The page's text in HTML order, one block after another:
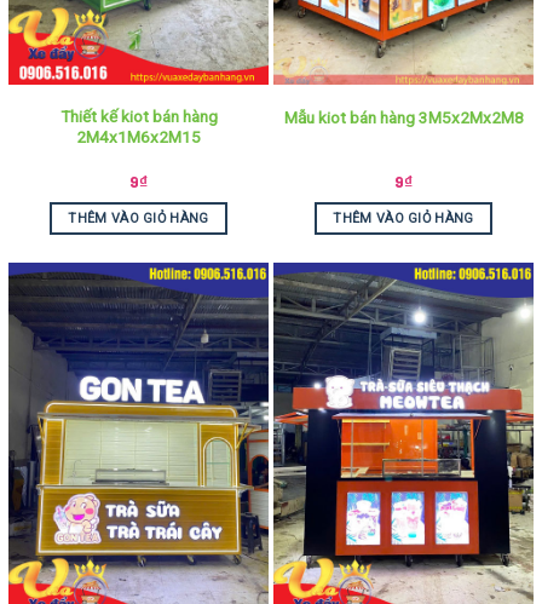
Thiết kế kiot bán hàng
2M4x1M6x2M15
9₫
THÊM VÀO GIỎ HÀNG
Mẫu kiot bán hàng 3M5x2Mx2M8
9₫
THÊM VÀO GIỎ HÀNG